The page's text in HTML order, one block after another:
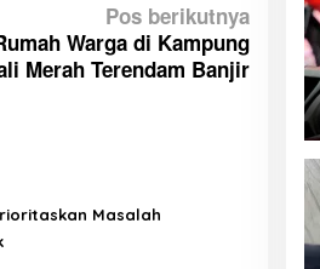
Pos berikutnya
Warga di Kampung
Merah Terendam Banjir
Masalah